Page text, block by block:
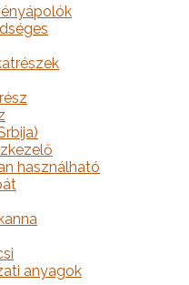
használható
anyagok